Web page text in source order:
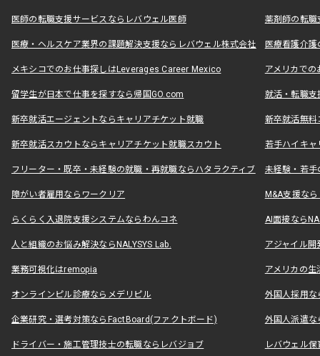
医師の転職支援サービスならレバウェル医師 薬剤師の転
医療・ヘルスケア業界の課題解決支援ならレバウェル株式会社 医療看護介
メキシコでのお仕事探しはLeverages Career Mexico アメリカで
留学生が日本で仕事を探すなら帰国GO.com 就活・転職
新卒就活エージェントならキャリアチケット就職 新卒就活無料
新卒就活スカウトならキャリアチケット就職スカウト 若手ハイキ
フリーター・既卒・未経験の就職・再就職ならハタラクティブ 未経験・若手
障がい者雇用ならワークリア M&A支援な
らくらく入退院支援システムならわんコネ AI面接なら
人と組織のお悩み解決ならNALYSYS Lab. アジャイル
業務可視化はremopia アメリカの
オンラインピル診療ならメデリピル 外国人採用
企業研究・選考対策ならFactBoard(ファクトボード) 外国人派遣な
ドライバー・施工管理技士の転職ならレバジョブ レバウェル